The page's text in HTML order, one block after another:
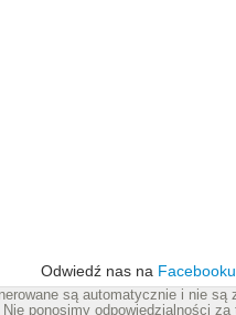
Odwiedź nas na Facebooku
są automatycznie i nie są
ponosimy odpowiedzialności za